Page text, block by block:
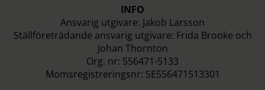
INFO
Ansvarig utgivare: Jakob Larsson
Ställföreträdande ansvarig utgivare: Frida Brooke och
Johan Thornton
Org. nr: 556471-5133
Momsregistreringsnr: SE556471513301